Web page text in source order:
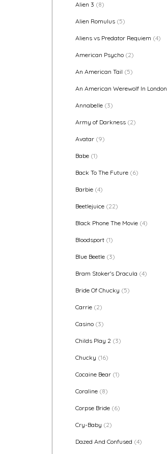
Alien 3 (8)
Alien Romulus (5)
Aliens vs Predator Requiem (4)
American Psycho (2)
An American Tail (5)
An American Werewolf In London
Annabelle (3)
Army of Darkness (2)
Avatar (9)
Babe (1)
Back To The Future (6)
Barbie (4)
Beetlejuice (22)
Black Phone The Movie (4)
Bloodsport (1)
Blue Beetle (3)
Bram Stoker's Dracula (4)
Bride Of Chucky (5)
Carrie (2)
Casino (3)
Childs Play 2 (3)
Chucky (16)
Cocaine Bear (1)
Coraline (8)
Corpse Bride (6)
Cry-Baby (2)
Dazed And Confused (4)